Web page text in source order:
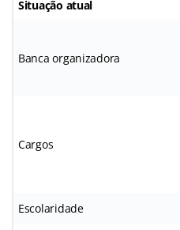
Situação atual
Banca organizadora
Cargos
Escolaridade